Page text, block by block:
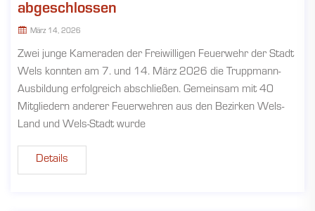
abgeschlossen
März 14, 2026
Zwei junge Kameraden der Freiwilligen Feuerwehr der Stadt
Wels konnten am 7. und 14. März 2026 die Truppmann-
Ausbildung erfolgreich abschließen. Gemeinsam mit 40
Mitgliedern anderer Feuerwehren aus den Bezirken Wels-
Land und Wels-Stadt wurde
Details